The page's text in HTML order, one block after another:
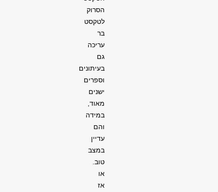
הסרוק
לטקסט
בר
עריכה
גם
בעיתונים
וספרים
ישנים
מאוד,
במידה
והם
עדיין
במצב
טוב.
או
אז